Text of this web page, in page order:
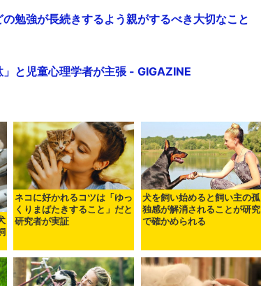
勉強が長続きするよう親がするべき大切なこと
と児童心理学者が主張 - GIGAZINE
ネコに好かれるコツは「ゆっ
くりまばたきすること」だと
研究者が実証
犬を飼い始めると飼い主の孤
独感が解消されることが研究
で確かめられる